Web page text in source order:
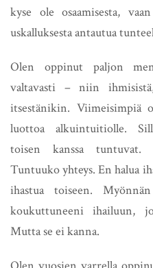
kyse ole osaamisesta,
uskalluksesta antautua
Olen oppinut paljon
valtavasti – niin
itsestänikin. Viimeisimpiä
luottoa alkuintuitiolle.
toisen kanssa
Tuntuuko yhteys. En halua
ihastua toiseen.
koukuttuneeni ihailuun,
Mutta se ei kanna.